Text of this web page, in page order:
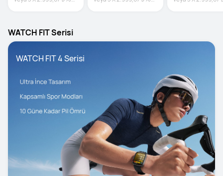
WATCH FIT Serisi
WATCH FIT 4 Serisi